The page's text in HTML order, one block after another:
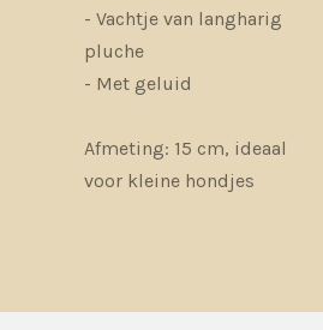
- Vachtje van langharig
pluche
- Met geluid
Afmeting: 15 cm, ideaal
voor kleine hondjes